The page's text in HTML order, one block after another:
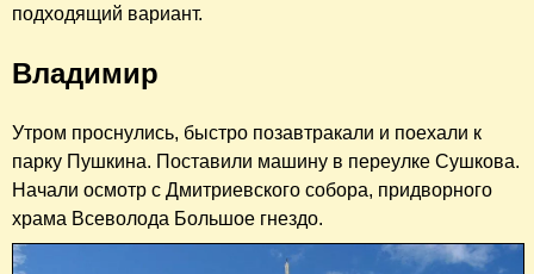
подходящий вариант.
Владимир
Утром проснулись, быстро позавтракали и поехали к
парку Пушкина. Поставили машину в переулке Сушкова.
Начали осмотр с Дмитриевского собора, придворного
храма Всеволода Большое гнездо.